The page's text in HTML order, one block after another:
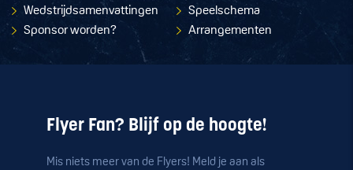
Wedstrijdsamenvattingen
Speelschema
Sponsor worden?
Arrangementen
Flyer Fan? Blijf op de hoogte!
Mis niets meer van de Flyers! Meld je aan als